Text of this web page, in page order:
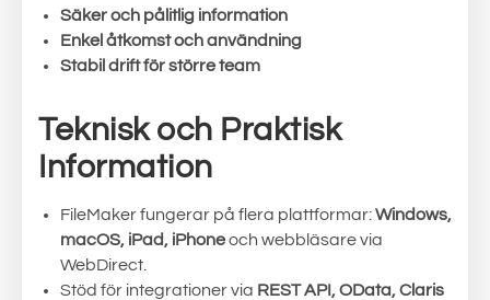
Säker och pålitlig information
Enkel åtkomst och användning
Stabil drift för större team
Teknisk och Praktisk
Information
FileMaker fungerar på flera plattformar:Windows,
macOS, iPad, iPhoneoch webbläsare via
WebDirect.
Stöd för integrationer via REST API, OData, Claris